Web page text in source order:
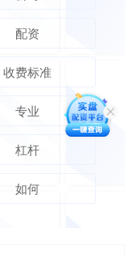
配资
收费标准
专业
杠杆
如何